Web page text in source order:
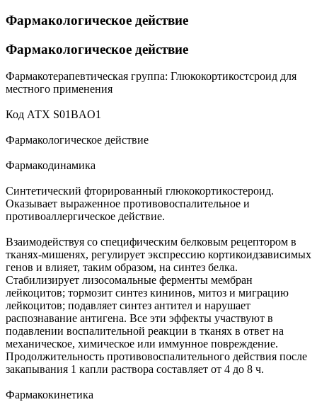
Фармакологическое действие
Фармакологическое действие
Фармакотерапевтическая группа: Глюкокортикостсроид для
местного применения
Код АТХ S01BAO1
Фармакологическое действие
Фармакодинамика
Синтетический фторированный глюкокортикостероид.
Оказывает выраженное противовоспалительное и
противоаллергическое действие.
Взаимодействуя со специфическим белковым рецептором в
тканях-мишенях, регулирует экспрессию кортикоидзависимых
генов и влияет, таким образом, на синтез белка.
Стабилизирует лизосомальные ферменты мембран
лейкоцитов; тормозит синтез кининов, митоз и миграцию
лейкоцитов; подавляет синтез антител и нарушает
распознавание антигена. Все эти эффекты участвуют в
подавлении воспалительной реакции в тканях в ответ на
механическое, химическое или иммунное повреждение.
Продолжительность противовоспалительного действия после
закапывания 1 капли раствора составляет от 4 до 8 ч.
Фармакокинетика